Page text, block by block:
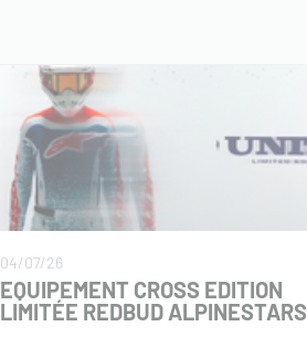
04/07/26
EQUIPEMENT CROSS EDITION
LIMITÉE REDBUD ALPINESTARS